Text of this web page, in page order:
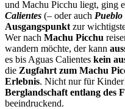
und Machu Picchu liegt, ging
Calientes (– oder auch
Ausgangspunkt zur
Wer nach Machu Picchu
wandern möchte, der kann
es bis Aguas Calientes kein
die Zugfahrt zum Machu
Erlebnis. Nicht nur für
Berglandschaft entlang des
beeindruckend.